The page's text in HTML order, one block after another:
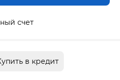
счет
в кредит